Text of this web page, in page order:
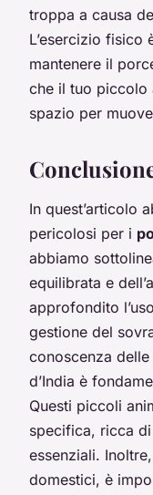
troppa a causa
L’esercizio fisico
mantenere il
che il tuo piccolo
spazio per
In quest’articolo
pericolosi per i
abbiamo
equilibrata e
approfondito
gestione del
conoscenza
d’India è
Questi piccoli
specifica, ricca
essenziali.
domestici, è